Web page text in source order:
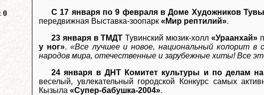
0
С 17 января по 9 февраля в Доме Художников Тувы
передвижная Выставка-зоопарк «Мир рептилий».
23 января в ТМДТ Тувинский мюзик-холл «Ураанхай»
у ног». «Все лучшее и новое, национальный колорит в
народов мира, отечественные и зарубежные хиты! Все
24 января в ДНТ Комитет культуры и по делам
веселый, увлекательный городской Конкурс самых
Кызыла «Супер-бабушка-2004».